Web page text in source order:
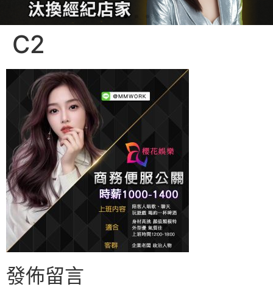
應徵
C2
發佈留言